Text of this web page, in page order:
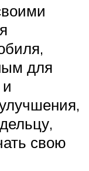
для
свою